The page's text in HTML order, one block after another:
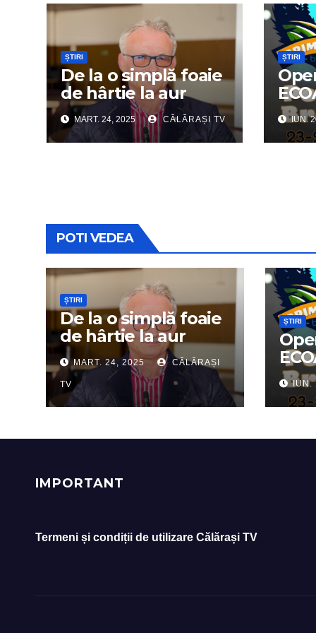
ȘTIRI
De la o simplă foaie
de hârtie la aur
olimpic: Povestea
lui Dumitru Chirilă
MART. 24, 2025 CĂLĂRAȘI TV
ȘTIRI
nou
IUN.
POTI VEDEA
ȘTIRI
De la o simplă foaie
de hârtie la aur
olimpic: Povestea lui
Dumitru Chirilă
MART. 24, 2025 CĂLĂRAȘI
TV
ȘTIRI
nou
IUN.
IMPORTANT
Termeni și condiții de utilizare Călărași TV